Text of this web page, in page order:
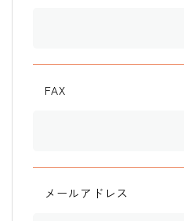
FAX
メールアドレス